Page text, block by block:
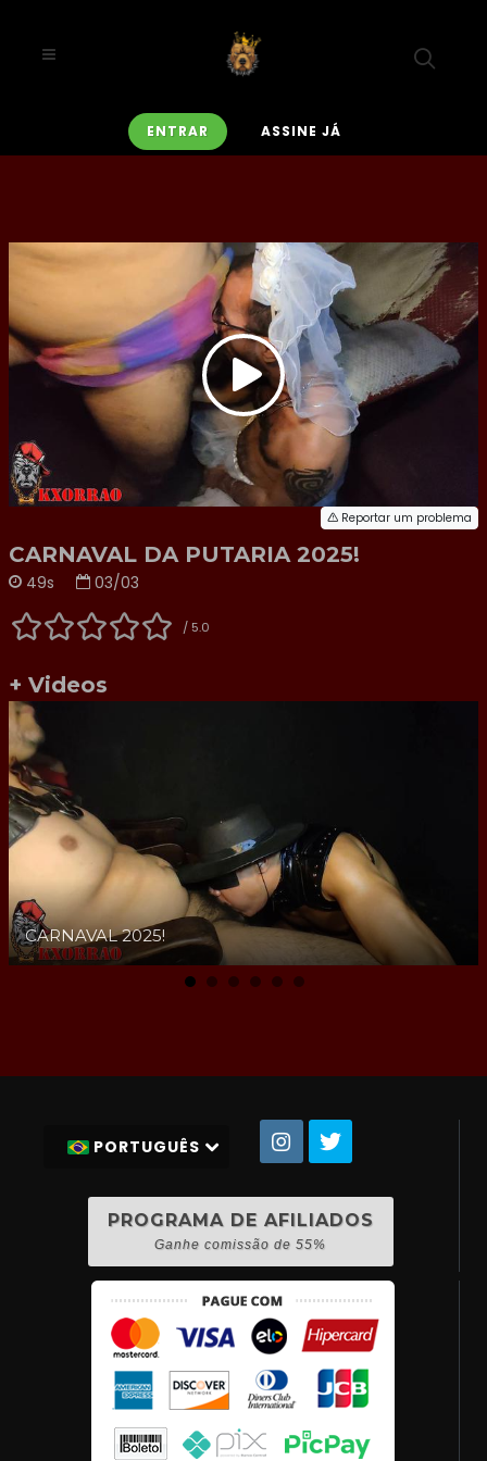
ENTRAR ASSINE JÁ
Reportar um problema
CARNAVAL DA PUTARIA 2025!
49s 03/03
/ 5.0
+ Videos
CARNAVAL 2025!
PORTUGUÊS
PROGRAMA DE AFILIADOS
Ganhe comissão de 55%